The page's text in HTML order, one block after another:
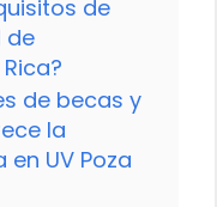
de
de
de becas y
la
UV Poza